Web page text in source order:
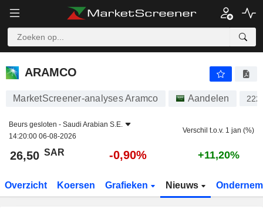
ARAMCO
ARAMCO
MarketScreener-analyses Aramco Aandelen
Beurs gesloten - Saudi Arabian S.E.
14:20:00 06-08-2026
Verschil t.o.v. 1 jan (%)
26,50 SAR -0,90% +11,20%
Overzicht Koersen Grafieken Nieuws